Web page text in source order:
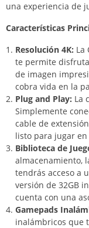
una experiencia de
Características
Resolución 4K: La
te permite
de imagen
cobra vida en la
Plug and Play: La
Simplemente
cable de
listo para jugar
Biblioteca de
almacenamiento,
tendrás acceso a
versión de 32GB
cuenta con una
Gamepads
inalámbricos que